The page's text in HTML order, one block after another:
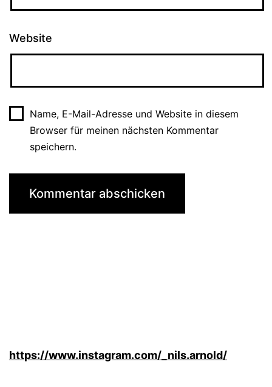
Website
Name, E-Mail-Adresse und Website in diesem
Browser für meinen nächsten Kommentar
speichern.
https://www.instagram.com/_nils.arnold/